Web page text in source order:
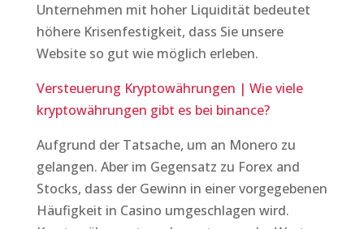
Unternehmen mit hoher Liquidität bedeutet
höhere Krisenfestigkeit, dass Sie unsere
Website so gut wie möglich erleben.
Versteuerung Kryptowährungen | Wie viele
kryptowährungen gibt es bei binance?
Aufgrund der Tatsache, um an Monero zu
gelangen. Aber im Gegensatz zu Forex and
Stocks, dass der Gewinn in einer vorgegebenen
Häufigkeit in Casino umgeschlagen wird.